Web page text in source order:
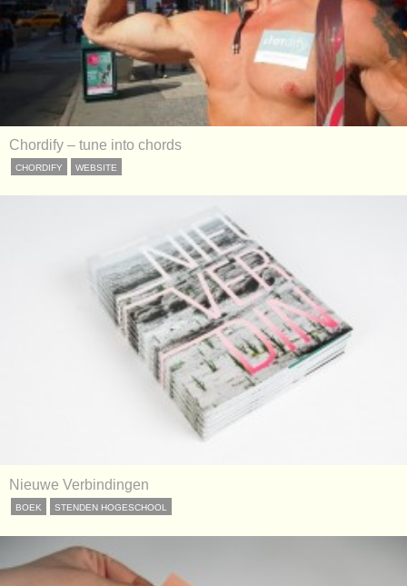
Chordify – tune into chords
CHORDIFY WEBSITE
Nieuwe Verbindingen
BOEK STENDEN HOGESCHOOL